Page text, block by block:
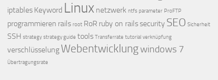
iptables Keyword Linux netzwerk ntfs parameter ProFTP
programmieren rails root RoR ruby on railssecurity SEO Sicherheit
SSH strategy strategy guide tools Transferrate tutorial verknüpfung
verschlüsselung Webentwicklungwindows 7
Übertragungsrate